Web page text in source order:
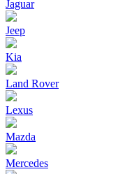
Jaguar
Jeep
Kia
Land Rover
Lexus
Mazda
Mercedes